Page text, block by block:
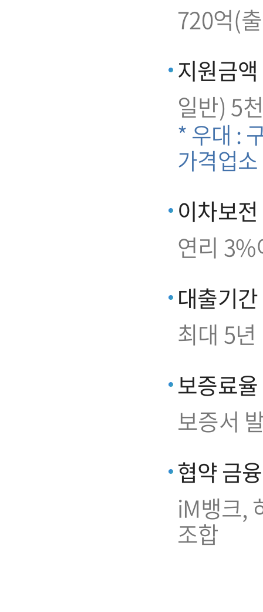
720억(
지원금액
일반) 5
* 우대 :
가격업소
이차보전
연리
대출기간
최대 5년
보증료율
보증서
협약 금
iM뱅크,
조합